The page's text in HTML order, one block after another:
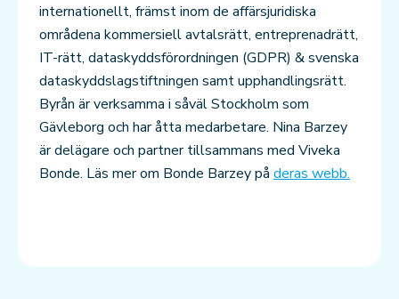
internationellt, främst inom de affärsjuridiska
områdena kommersiell avtalsrätt, entreprenadrätt,
IT-rätt, dataskyddsförordningen (GDPR) & svenska
dataskyddslagstiftningen samt upphandlingsrätt.
Byrån är verksamma i såväl Stockholm som
Gävleborg och har åtta medarbetare. Nina Barzey
är delägare och partner tillsammans med Viveka
Bonde. Läs mer om Bonde Barzey på deras webb.